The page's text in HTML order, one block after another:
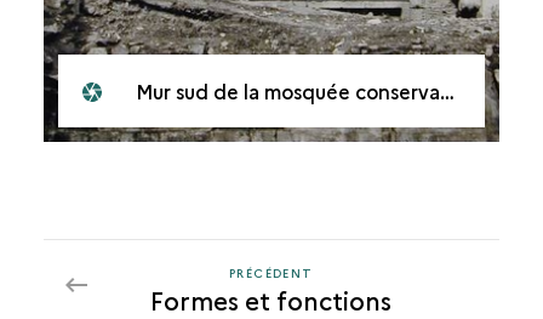
Mur sud de la mosquée conservant une porte byzantine
PRÉCÉDENT
LA
PRÉCÉDENT
Formes et fonctions